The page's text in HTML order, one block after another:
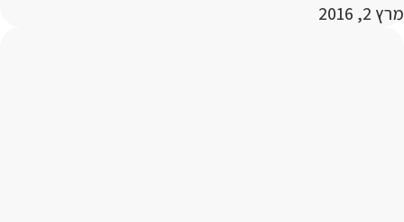
מרץ 2, 2016